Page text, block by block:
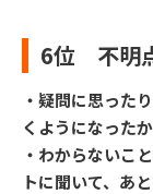
6位 不明
・疑問に思った
くようになった
・わからないこ
トに聞いて、あ